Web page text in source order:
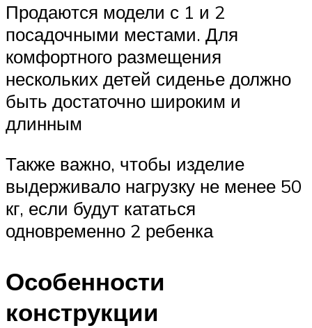
Продаются модели с 1 и 2
посадочными местами. Для
комфортного размещения
нескольких детей сиденье должно
быть достаточно широким и
длинным
Также важно, чтобы изделие
выдерживало нагрузку не менее 50
кг, если будут кататься
одновременно 2 ребенка
Особенности
конструкции